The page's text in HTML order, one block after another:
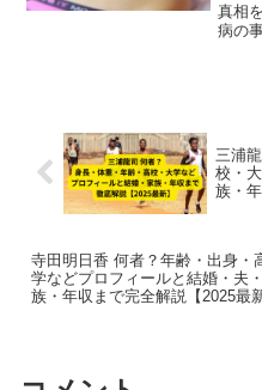
真相
病の
三浦
校・
族・
寺田明日香 何者？年齢・出身・
学などプロフィールと結婚・夫
族・年収まで完全解説【2025最新